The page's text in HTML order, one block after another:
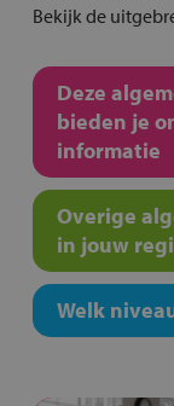
Bekijk de
Deze
bieden je
informatie
Overige
in jouw
Welk